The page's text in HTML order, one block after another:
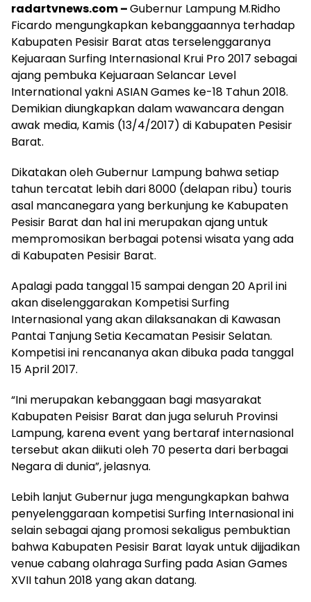
radartvnews.com –Gubernur Lampung M.Ridho
Ficardo mengungkapkan kebanggaannya terhadap
Kabupaten Pesisir Barat atas terselenggaranya
Kejuaraan Surfing Internasional Krui Pro 2017 sebagai
ajang pembuka Kejuaraan Selancar Level
International yakni ASIAN Games ke-18 Tahun 2018.
Demikian diungkapkan dalam wawancara dengan
awak media, Kamis (13/4/2017) di Kabupaten Pesisir
Barat.
Dikatakan oleh Gubernur Lampung bahwa setiap
tahun tercatat lebih dari 8000 (delapan ribu) touris
asal mancanegara yang berkunjung ke Kabupaten
Pesisir Barat dan hal ini merupakan ajang untuk
mempromosikan berbagai potensi wisata yang ada
di Kabupaten Pesisir Barat.
Apalagi pada tanggal 15 sampai dengan 20 April ini
akan diselenggarakan Kompetisi Surfing
Internasional yang akan dilaksanakan di Kawasan
Pantai Tanjung Setia Kecamatan Pesisir Selatan.
Kompetisi ini rencananya akan dibuka pada tanggal
15 April 2017.
“Ini merupakan kebanggaan bagi masyarakat
Kabupaten Peisisr Barat dan juga seluruh Provinsi
Lampung, karena event yang bertaraf internasional
tersebut akan diikuti oleh 70 peserta dari berbagai
Negara di dunia”, jelasnya.
Lebih lanjut Gubernur juga mengungkapkan bahwa
penyelenggaraan kompetisi Surfing Internasional ini
selain sebagai ajang promosi sekaligus pembuktian
bahwa Kabupaten Pesisir Barat layak untuk dijjadikan
venue cabang olahraga Surfing pada Asian Games
XVII tahun 2018 yang akan datang.